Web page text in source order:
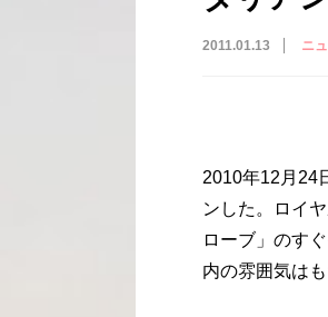
2011.01.13 ニ
2010年12月24
ンした。ロイ
ローブ」のす
内の雰囲気は